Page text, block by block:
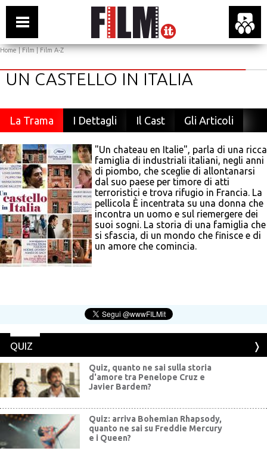
Home|Film|Film A-Z
UN CASTELLO IN ITALIA
La Trama I Dettagli Il Cast Gli Articoli
"Un chateau en Italie", parla di una ricca
famiglia di industriali italiani, negli anni
di piombo, che sceglie di allontanarsi
dal suo paese per timore di atti
terroristici e trova rifugio in Francia. La
pellicola È incentrata su una donna che
incontra un uomo e sul riemergere dei
suoi sogni. La storia di una famiglia che
si sfascia, di un mondo che finisce e di
un amore che comincia.
QUIZ
Quiz, quanto ne sai sulla storia
d'amore tra Penelope Cruz e
Javier Bardem?
Quiz: arriva Bohemian Rhapsody,
quanto ne sai su Freddie Mercury
e i Queen?